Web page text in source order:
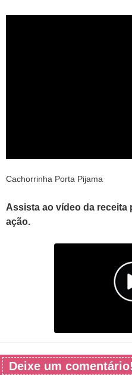
Cachorrinha Porta Pijama
Assista ao vídeo da receita
ação.
Deixe um comentário!